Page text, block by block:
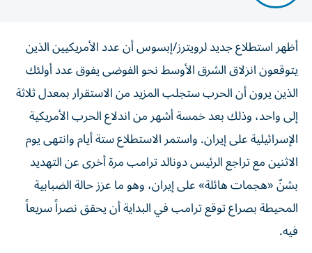
أظهر استطلاع جديد لرويترز/إبسوس أن عدد الأمريكيين الذين
يتوقعون انزلاق الشرق الأوسط نحو الفوضى يفوق عدد أولئك
الذين يرون أن الحرب ستجلب المزيد من الاستقرار بمعدل ثلاثة
إلى واحد، وذلك بعد خمسة ‌أشهر من اندلاع الحرب الأمريكية
الإسرائيلية على إيران. واستمر الاستطلاع ستة أيام وانتهى يوم
الاثنين مع تراجع الرئيس دونالد ترامب مرة أخرى عن التهديد
بشنّ «هجمات هائلة» على إيران، ​وهو ما عزز حالة الضبابية
المحيطة بصراع توقع ترامب في البداية أن يحقق نصراً سريعاً
فيه.